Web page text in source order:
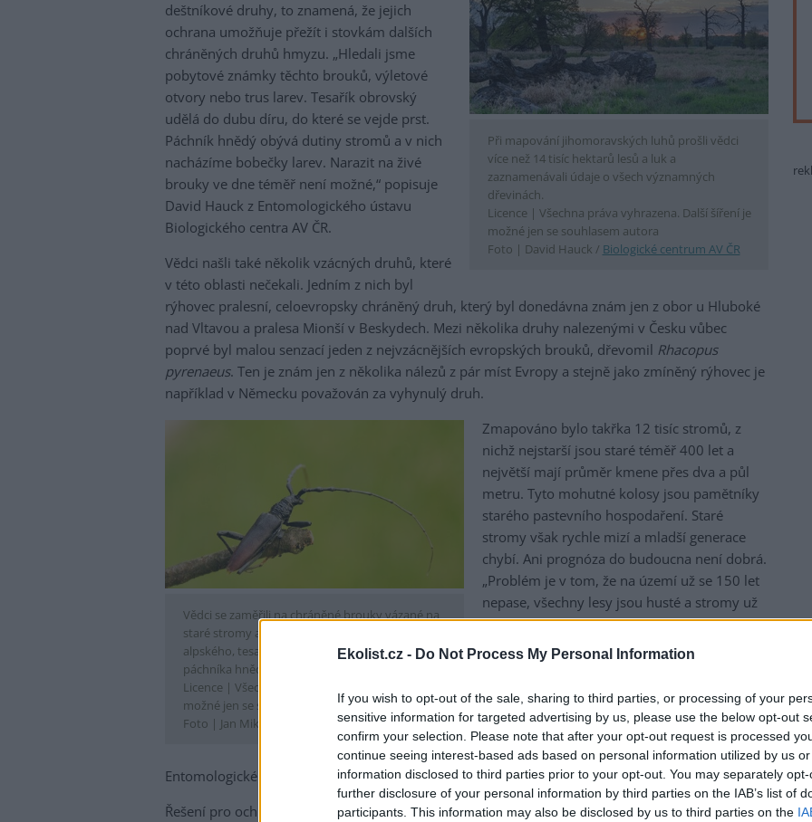
Ekolist.cz - Do Not Process My Personal Information
If you wish to opt-out of the sale, sharing to third parties, or processing of your
sensitive information for targeted advertising by us, please use the below opt-out
confirm your selection. Please note that after your opt-out request is processed
continue seeing interest-based ads based on personal information utilized by us
information disclosed to third parties prior to your opt-out. You may separately
further disclosure of your personal information by third parties on the IAB’s list of
participants. This information may also be disclosed by us to third parties on the
Při mapování jihomoravských luhů prošli vědci
více než 14 tisíc hektarů lesů a luk a
zaznamenávali údaje o všech významných
dřevinách.
Licence | Všechna práva vyhrazena. Další šíření je
možné jen se souhlasem autora
Foto | David Hauck / Biologické centrum AV ČR
deštníkové druhy, to znamená, že jejich
ochrana umožňuje přežít i stovkám dalších
chráněných druhů hmyzu. „Hledali jsme
pobytové známky těchto brouků, výletové
otvory nebo trus larev. Tesařík obrovský
udělá do dubu díru, do které se vejde prst.
Páchník hnědý obývá dutiny stromů a v nich
nacházíme bobečky larev. Narazit na živé
brouky ve dne téměř není možné,“ popisuje
David Hauck z Entomologického ústavu
Biologického centra AV ČR.
Vědci našli také několik vzácných druhů, které
v této oblasti nečekali. Jedním z nich byl
rýhovec pralesní, celoevropsky chráněný druh, který byl donedávna znám jen z obor u Hluboké
nad Vltavou a pralesa Mionší v Beskydech. Mezi několika druhy nalezenými v Česku vůbec
poprvé byl malou senzací jeden z nejvzácnějších evropských brouků, dřevomil Rhacopus
pyrenaeus. Ten je znám jen z několika nálezů z pár míst Evropy a stejně jako zmíněný rýhovec je
například v Německu považován za vyhynulý druh.
Vědci se zaměřili na chráněné brouky vázané na
staré stromy a mrtvé dřevo, především tesaříka
alpského, tesaříka obrovského (na snímku) a
páchníka hnědého.
Licence | Všechna práva vyhrazena. Další šíření je
možné jen se souhlasem autora
Foto | Jan Miklín / Biologické centrum AV ČR
Zmapováno bylo takřka 12 tisíc stromů, z
nichž nejstarší jsou staré téměř 400 let a
největší mají průměr kmene přes dva a půl
metru. Tyto mohutné kolosy jsou pamětníky
starého pastevního hospodaření. Staré
stromy však rychle mizí a mladší generace
chybí. Ani prognóza do budoucna není dobrá.
„Problém je v tom, že na území už se 150 let
nepase, všechny lesy jsou husté a stromy už
nemají možnost vyrůst do obřích rozměrů.
Vidíme, že pro biodiverzitu jsou tyto mohutné
stromy velmi důležité, žijí na nich stovky
druhů brouků, dvakrát víc než v hustém lese.
Může se ale stát, že brouci brzy nebudou mít
vhodných stromů dost a vyhynou,“
upozorňuje šéf vědeckého týmu Lukáš Čížek z
Entomologického ústavu Biologického centra AV ČR.
Řešení pro ochranu biodiverzity se nabízí několik. „Je potřeba sázet solitérní stromy na loukách,